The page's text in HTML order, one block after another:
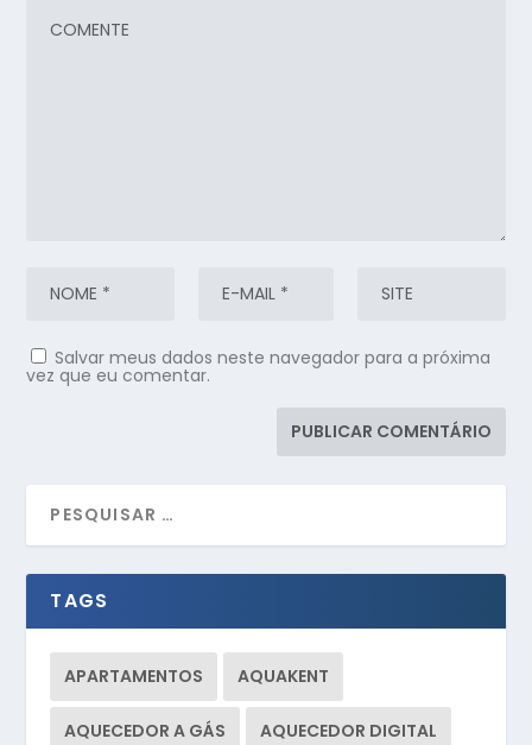
Salvar meus dados neste navegador para a próxima
vez que eu comentar.
TAGS
APARTAMENTOS AQUAKENT
AQUECEDOR A GÁS AQUECEDOR DIGITAL